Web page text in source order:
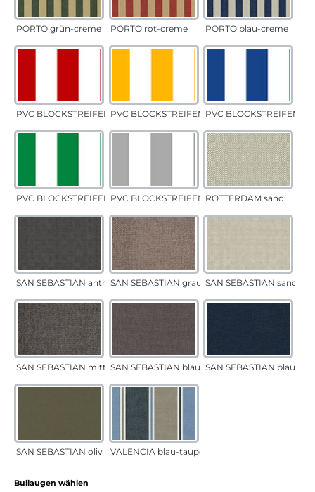
PORTO grün-creme PORTO rot-creme PORTO blau-creme
PVC BLOCKSTREIFEN rotPVC BLOCKSTREIFEN gelbPVC BLOCKSTREIFEN
PVC BLOCKSTREIFEN grünPVC BLOCKSTREIFEN grauROTTERDAM sand
SAN SEBASTIAN anthrazitSAN SEBASTIAN grau-sandSAN SEBASTIAN sand
SAN SEBASTIAN mittelgrauSAN SEBASTIAN blau-sandSAN SEBASTIAN blau
SAN SEBASTIAN oliv VALENCIA blau-taupe
Bullaugen wählen